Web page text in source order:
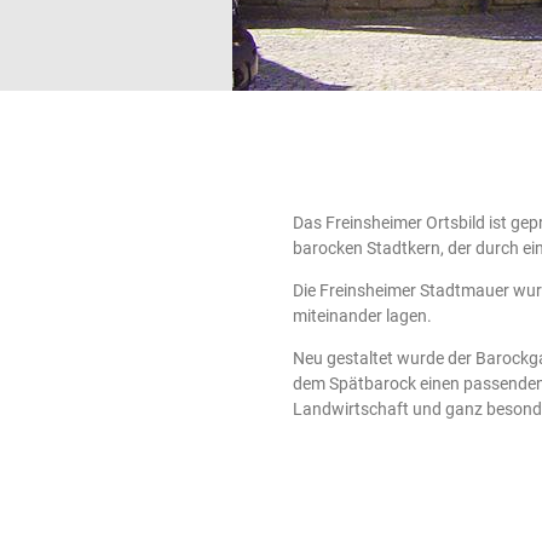
Das Freinsheimer Ortsbild ist
barocken Stadtkern, der durch
Die Freinsheimer Stadtmauer
miteinander lagen.
Neu gestaltet wurde der
dem Spätbarock einen
Landwirtschaft und ganz